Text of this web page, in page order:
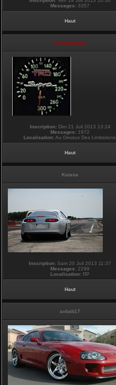
Messages: 3357
Haut
NikoLifeStyle
Inscription:Dim 21 Juil 2013 13:24
Messages: 1972
Localisation:Au Dessus Des Limitations.
Haut
Katana
Inscription: Sam 20 Juil 2013 11:37
Messages: 2299
Localisation: RP
Haut
axbab17